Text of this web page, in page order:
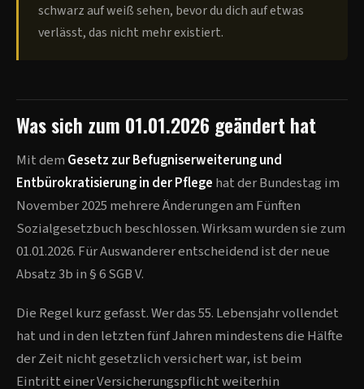
schwarz auf weiß sehen, bevor du dich auf etwas
verlässt, das nicht mehr existiert.
Was sich zum 01.01.2026 geändert hat
Mit dem Gesetz zur Befugniserweiterung und
Entbürokratisierung in der Pflege hat der Bundestag im
November 2025 mehrere Änderungen am Fünften
Sozialgesetzbuch beschlossen. Wirksam wurden sie zum
01.01.2026. Für Auswanderer entscheidend ist der neue
Absatz 3b in § 6 SGB V.
Die Regel kurz gefasst. Wer das 55. Lebensjahr vollendet
hat und in den letzten fünf Jahren mindestens die Hälfte
der Zeit nicht gesetzlich versichert war, ist beim
Eintritt einer Versicherungspflicht weiterhin